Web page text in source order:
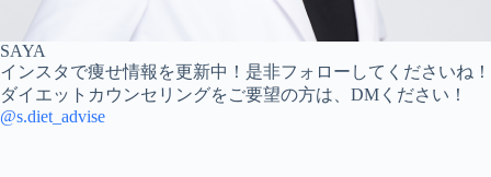
SAYA
インスタで痩せ情報を更新中！是非フォローしてくださいね！
ダイエットカウンセリングをご要望の方は、DMください！
@s.diet_advise